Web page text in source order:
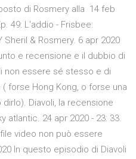
di Rosmery alla 14 feb
49: L'addio - Frisbee:
Sheril & Rosmery. 6 apr 2020
e recensione e il dubbio di
non essere sé stesso e di
forse Hong Kong, o forse una
Diavoli, la recensione
atlantic. 24 apr 2020 - 23: 33.
video non può essere
In questo episodio di Diavoli